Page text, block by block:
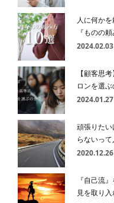
人に何か
『ものの
【顧客思
ロンを選
頑張りた
らないっ
『自己流
見を取り入